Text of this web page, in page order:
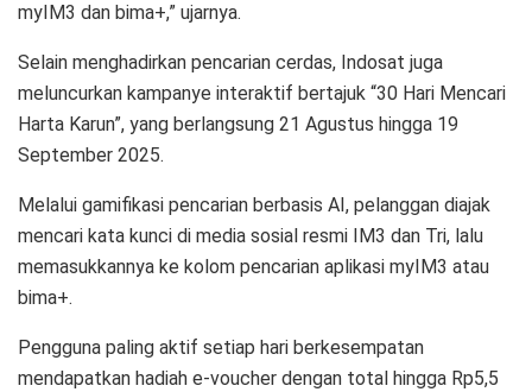
myIM3 dan bima+,” ujarnya.
Selain menghadirkan pencarian cerdas, Indosat juga
meluncurkan kampanye interaktif bertajuk “30 Hari Mencari
Harta Karun”, yang berlangsung 21 Agustus hingga 19
September 2025.
Melalui gamifikasi pencarian berbasis AI, pelanggan diajak
mencari kata kunci di media sosial resmi IM3 dan Tri, lalu
memasukkannya ke kolom pencarian aplikasi myIM3 atau
bima+.
Pengguna paling aktif setiap hari berkesempatan
mendapatkan hadiah e-voucher dengan total hingga Rp5,5